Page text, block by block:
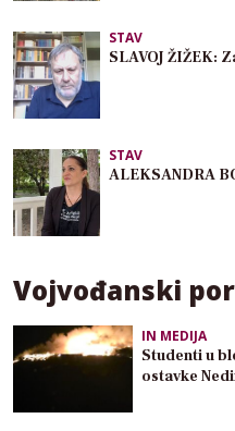
STAV
SLAVOJ ŽIŽEK:
STAV
ALEKSANDRA
Vojvođanski
IN MEDIJA
Studenti u
ostavke